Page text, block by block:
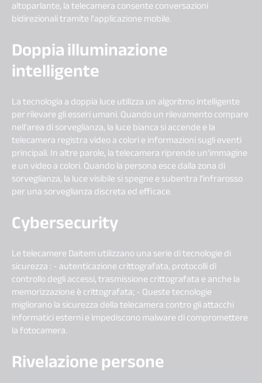
altoparlante, la telecamera consente conversazioni
bidirezionali tramite l'applicazione mobile.
Doppia illuminazione
intelligente
La tecnologia a doppia luce utilizza un algoritmo intelligente
per rilevare gli esseri umani. Quando un rilevamento compare
nell'area di sorveglianza, la luce bianca si accende e la
telecamera registra video a colori e informazioni sugli eventi
principali. In altre parole, la telecamera riprende un'immagine
e un video a colori. Quando la persona esce dalla zona di
sorveglianza, la luce visibile si spegne e subentra l'infrarosso
per una sorveglianza discreta ed efficace.
Cybersecurity
Le telecamere Daitem utilizzano una serie di tecnologie di
sicurezza : - autenticazione crittografata, protocolli di
controllo degli accessi, trasmissione crittografata e anche la
memorizzazione è crittografata; - Queste tecnologie
migliorano la sicurezza della telecamera contro gli attacchi
informatici esterni e impediscono malware di compromettere
la fotocamera.
Rivelazione persone